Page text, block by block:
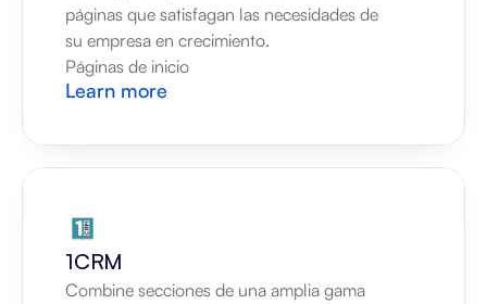
páginas que satisfagan las necesidades de
su empresa en crecimiento.
Páginas de inicio
Learn more
1CRM
Combine secciones de una amplia gama